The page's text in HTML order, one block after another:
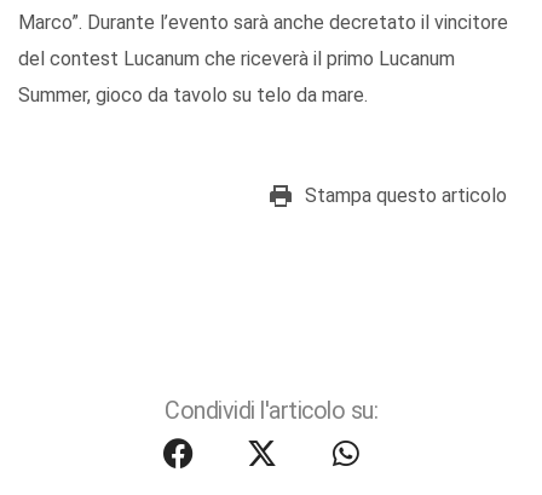
Marco”. Durante l’evento sarà anche decretato il vincitore
del contest Lucanum che riceverà il primo Lucanum
Summer, gioco da tavolo su telo da mare.
Stampa questo articolo
Condividi l'articolo su: